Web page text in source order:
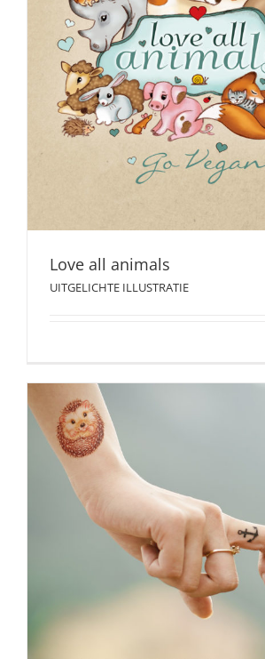
Love all animals
UITGELICHTE ILLUSTRATIE
Love all animals
UITGELICHTE ILLUSTRATIE